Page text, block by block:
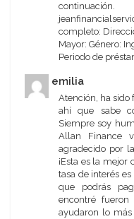
completo:
Mayor: Género:
Periodo de
emilia
Atención, ha sido
ahí que sabe
Siempre soy
Allan Finance
agradecido por
¡Esta es la
tasa de interés
que podrás
encontré
ayudaron lo